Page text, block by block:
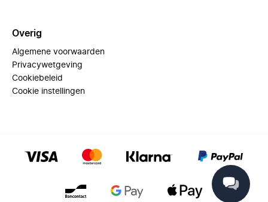
Overig
Algemene voorwaarden
Privacywetgeving
Cookiebeleid
Cookie instellingen